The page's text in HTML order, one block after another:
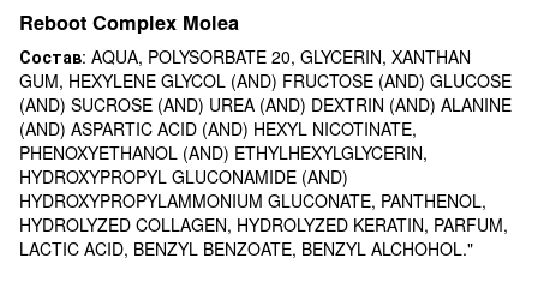
Reboot Complex Molea
Состав: AQUA, POLYSORBATE 20, GLYCERIN, XANTHAN
GUM, HEXYLENE GLYCOL (AND) FRUCTOSE (AND) GLUCOSE
(AND) SUCROSE (AND) UREA (AND) DEXTRIN (AND) ALANINE
(AND) ASPARTIC ACID (AND) HEXYL NICOTINATE,
PHENOXYETHANOL (AND) ETHYLHEXYLGLYCERIN,
HYDROXYPROPYL GLUCONAMIDE (AND)
HYDROXYPROPYLAMMONIUM GLUCONATE, PANTHENOL,
HYDROLYZED COLLAGEN, HYDROLYZED KERATIN, PARFUM,
LACTIC ACID, BENZYL BENZOATE, BENZYL ALCHOHOL."